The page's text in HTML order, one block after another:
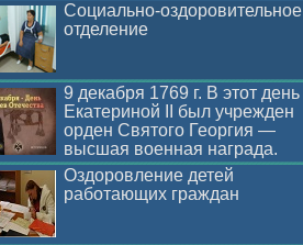
Социально-оздоровительное
отделение
9 декабря 1769 г. В этот день
Екатериной II был учрежден
орден Святого Георгия —
высшая военная награда.
Оздоровление детей
работающих граждан